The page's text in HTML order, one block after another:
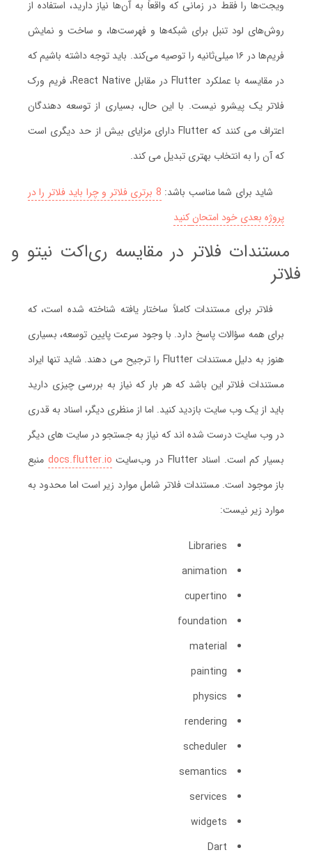
ویجت‌ها را فقط در زمانی که واقعاً به آن‌ها نیاز دارید، استفاده از
روش‌های لود تنبل برای شبکه‌ها و فهرست‌ها، و ساخت و نمایش
فریم‌ها در ۱۶ میلی‌ثانیه را توصیه می‌کند. باید توجه داشته باشیم که
در مقایسه با عملکرد Flutter در مقابل React Native، فریم ورک
فلاتر یک پیشرو نیست. با این حال، بسیاری از توسعه دهندگان
اعتراف می کنند که Flutter دارای مزایای بیش از حد دیگری است
که آن را به انتخاب بهتری تبدیل می کند.
شاید برای شما مناسب باشد:
8 برتری فلاتر و چرا باید فلاتر را در
پروژه بعدی خود امتحانکنید
مستندات فلاتر در مقایسه ری‌اکت نیتو و
فلاتر
فلاتر برای مستندات کاملاً ساختار یافته شناخته شده است، که
برای همه سؤالات پاسخ دارد. با وجود سرعت پایین توسعه، بسیاری
هنوز به دلیل مستندات Flutter را ترجیح می دهند. شاید تنها ایراد
مستندات فلاتر این باشد که هر بار که نیاز به بررسی چیزی دارید
باید از یک وب سایت بازدید کنید. اما از منظری دیگر، اسناد به قدری
در وب سایت درست شده اند که نیاز به جستجو در سایت های دیگر
بسیار کم است. اسناد Flutter در وب‌سایت
docs.flutter.io منبع
باز موجود است. مستندات فلاتر شامل موارد زیر است اما محدود به
موارد زیر نیست:
Libraries
animation
cupertino
foundation
material
painting
physics
rendering
scheduler
semantics
services
widgets
Dart